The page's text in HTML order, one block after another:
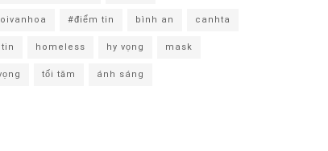
#điểm tin bình an
canhta
homeless hy vọng
mask
tối tăm ánh sáng